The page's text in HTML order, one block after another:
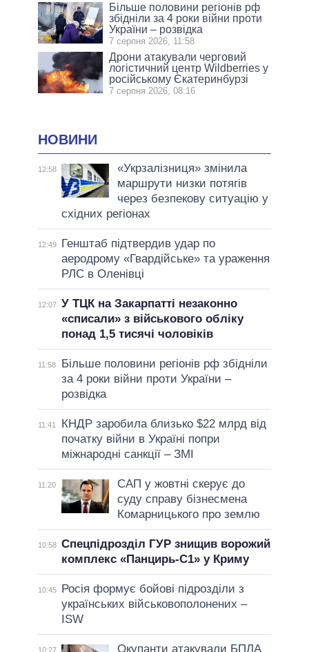
Більше половини регіонів рф
збідніли за 4 роки війни проти
України – розвідка
7 серпня 2026, 11:58
Дрони атакували черговий
логістичний центр Wildberries у
російському Єкатеринбурзі
7 серпня 2026, 08:16
НОВИНИ
12:58
«Укрзалізниця» змінила
маршрути низки потягів
через безпекову ситуацію у
східних регіонах
12:49
Генштаб підтвердив удар по
аеродрому «Гвардійське» та ураження
РЛС в Оленівці
12:07 У ТЦК на Закарпатті незаконно
«списали» з військового обліку
понад 1,5 тисячі чоловіків
11:58
Більше половини регіонів рф збідніли
за 4 роки війни проти України –
розвідка
11:41
КНДР заробила близько $22 млрд від
початку війни в Україні попри
міжнародні санкції – ЗМІ
11:20
САП у жовтні скерує до
суду справу бізнесмена
Комарницького про землю
10:58 Спецпідрозділ ГУР знищив ворожий
комплекс «Панцирь-С1» у Криму
10:45
Росія формує бойові підрозділи з
українських військовополонених –
ISW
10:27
Окупанти атакували БПЛА